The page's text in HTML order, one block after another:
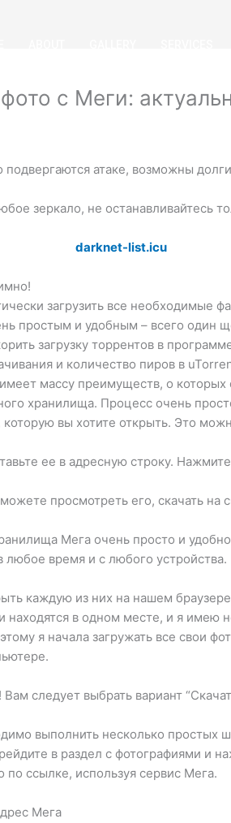
с Меги:
атаке, возможны
зеркало, не останавливайтесь
darknet-list.icu
загрузить все необходимые
простым и удобным – всего
загрузку торрентов в
и количество пиров в
массу преимуществ, о которых
хранилища. Процесс очень
вы хотите открыть. Это
ее в адресную строку.
просмотреть его, скачать на
Мега очень просто и
любое время и с любого устройства.
каждую из них на нашем
находятся в одном месте, и я
я начала загружать все свои
следует выбрать вариант
выполнить несколько простых
в раздел с фотографиями и
ссылке, используя сервис Мега.
Мега